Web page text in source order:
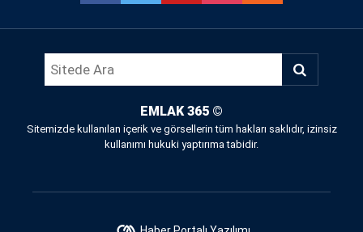
EMLAK 365 ©
Sitemizde kullanılan içerik ve görsellerin tüm hakları saklıdır, izinsiz
kullanımı hukuki yaptırıma tabidir.